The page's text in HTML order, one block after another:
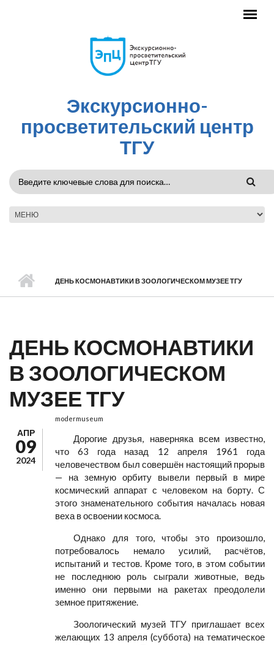
Экскурсионно-
просветительский центр
ТГУ
ФОРМА
ПОИСКА
ДЕНЬ КОСМОНАВТИКИ В ЗООЛОГИЧЕСКОМ МУЗЕЕ ТГУ
ДЕНЬ КОСМОНАВТИКИ
В ЗООЛОГИЧЕСКОМ
МУЗЕЕ ТГУ
АПР
09
2024
modermuseum
Дорогие друзья, наверняка всем известно,
что 63 года назад 12 апреля 1961 года
человечеством был совершён настоящий прорыв
— на земную орбиту вывели первый в мире
космический аппарат с человеком на борту. С
этого знаменательного события началась новая
веха в освоении космоса.
Однако для того, чтобы это произошло,
потребовалось немало усилий, расчётов,
испытаний и тестов. Кроме того, в этом событии
не последнюю роль сыграли животные, ведь
именно они первыми на ракетах преодолели
земное притяжение.
Зоологический музей ТГУ приглашает всех
желающих 13 апреля (суббота) на тематическое